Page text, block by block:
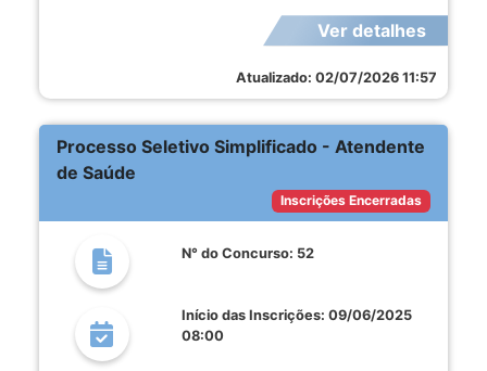
Ver detalhes
Atualizado: 02/07/2026 11:57
Processo Seletivo Simplificado - Atendente
de Saúde
Inscrições Encerradas
N° do Concurso: 52
Início das Inscrições: 09/06/2025
08:00